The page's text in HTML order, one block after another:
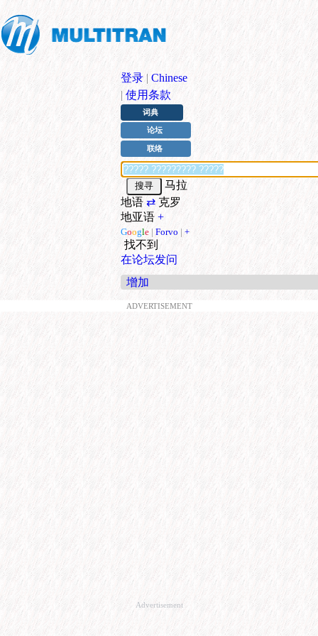
登录 | Chinese
| 使用条款
词典
论坛
联络
马拉
地语⇄ 克罗
地亚语 +
Google | Forvo | +
找不到
在论坛发问
增加
ADVERTISEMENT
Advertisement